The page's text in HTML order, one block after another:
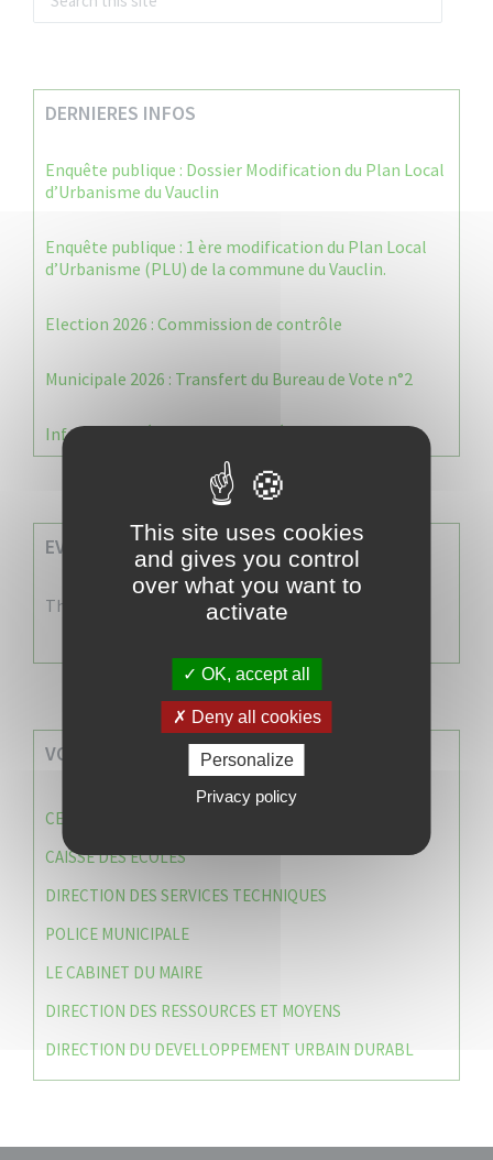
DERNIERES INFOS
Enquête publique : Dossier Modification du Plan Local
d’Urbanisme du Vauclin
Enquête publique : 1 ère modification du Plan Local
d’Urbanisme (PLU) de la commune du Vauclin.
Election 2026 : Commission de contrôle
Municipale 2026 : Transfert du Bureau de Vote n°2
Information Élections – Carte Électorale
EVENEMENTS A VENIR
There are no events
VOS SERVICES MUNICIPAUX
CENTRE COMMUNAL D’ACTION SOCIALE (C.C.A.S)
CAISSE DES ÉCOLES
DIRECTION DES SERVICES TECHNIQUES
POLICE MUNICIPALE
LE CABINET DU MAIRE
DIRECTION DES RESSOURCES ET MOYENS
DIRECTION DU DEVELLOPPEMENT URBAIN DURABL
This site uses cookies
and gives you control
over what you want to
activate
OK, accept all
Deny all cookies
Personalize
Privacy policy